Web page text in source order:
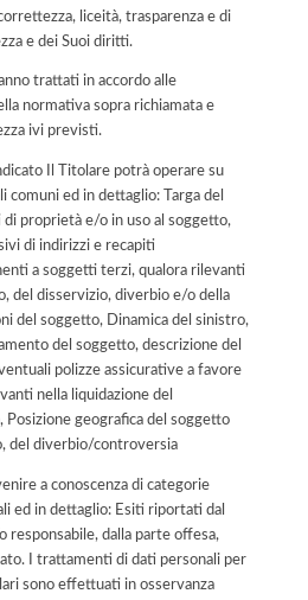
liceità, trasparenza e di
e dei Suoi diritti.
trattati in accordo alle
normativa sopra richiamata e
ivi previsti.
Il Titolare potrà operare su
comuni ed in dettaglio: Targa del
di proprietà e/o in uso al soggetto,
di indirizzi e recapiti
a soggetti terzi, qualora rilevanti
del disservizio, diverbio e/o della
del soggetto, Dinamica del sinistro,
del soggetto, descrizione del
polizze assicurative a favore
nella liquidazione del
geografica del soggetto
del diverbio/controversia
a conoscenza di categorie
ed in dettaglio: Esiti riportati dal
responsabile, dalla parte offesa,
I trattamenti di dati personali per
sono effettuati in osservanza